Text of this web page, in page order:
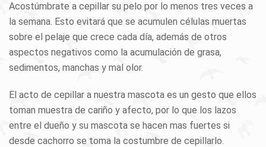
Acostúmbrate a cepillar su pelo por lo menos tres veces a
la semana. Esto evitará que se acumulen células muertas
sobre el pelaje que crece cada día, además de otros
aspectos negativos como la acumulación de grasa,
sedimentos, manchas y mal olor.
El acto de cepillar a nuestra mascota es un gesto que ellos
toman muestra de cariño y afecto, por lo que los lazos
entre el dueño y su mascota se hacen mas fuertes si
desde cachorro se toma la costumbre de cepillarlo.